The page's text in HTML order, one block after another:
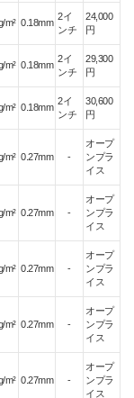
m² 0.18mm
2イ
ンチ
24,000
円
m² 0.18mm
2イ
ンチ
29,300
円
m² 0.18mm
2イ
ンチ
30,600
円
m² 0.27mm -
オープ
ンプラ
イス
m² 0.27mm -
オープ
ンプラ
イス
m² 0.27mm -
オープ
ンプラ
イス
m² 0.27mm -
オープ
ンプラ
イス
m² 0.27mm -
オープ
ンプラ
イス